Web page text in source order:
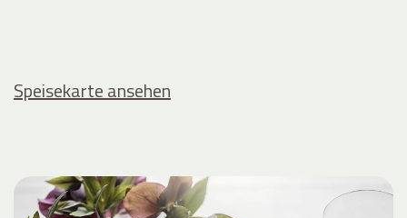
Speisekarte ansehen